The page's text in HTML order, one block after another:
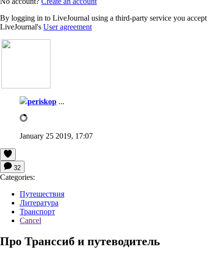
By logging in to LiveJournal using a third-party service you accept
LiveJournal's User agreement
periskop ...
January 25 2019, 17:07
32
Categories:
Путешествия
Литература
Транспорт
Cancel
Про Транссиб и путеводитель